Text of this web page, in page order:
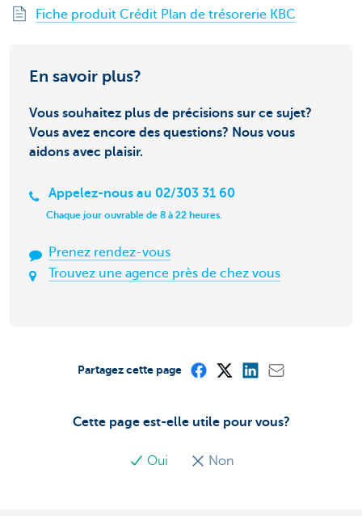
Fiche produit Crédit Plan de trésorerie KBC
En savoir plus?
Vous souhaitez plus de précisions sur ce sujet?
Vous avez encore des questions? Nous vous
aidons avec plaisir.
Appelez-nous au 02/303 31 60
Chaque jour ouvrable de 8 à 22 heures.
Prenez rendez-vous
Trouvez une agence près de chez vous
Cette page est-elle utile pour vous?
Oui Non
Partagez cette page